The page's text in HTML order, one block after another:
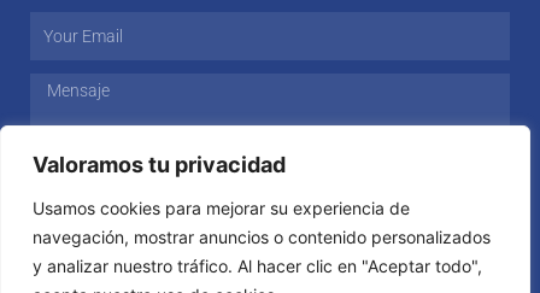
Valoramos tu privacidad
Usamos cookies para mejorar su experiencia de
navegación, mostrar anuncios o contenido personalizados
y analizar nuestro tráfico. Al hacer clic en "Aceptar todo",
Mensaje
ENVIAR